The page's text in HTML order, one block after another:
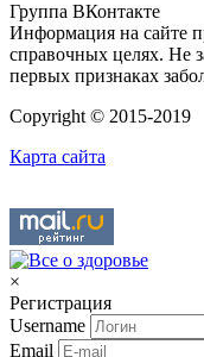
Группа ВКонтакте
Информация на сайте
справочных целях. Не
первых признаках
Copyright © 2015-2019
Карта сайта
×
Регистрация
Username
Email